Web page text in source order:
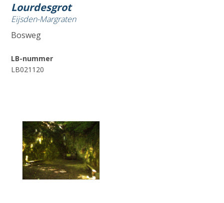
Lourdesgrot
Eijsden-Margraten
Bosweg
LB-nummer
LB021120